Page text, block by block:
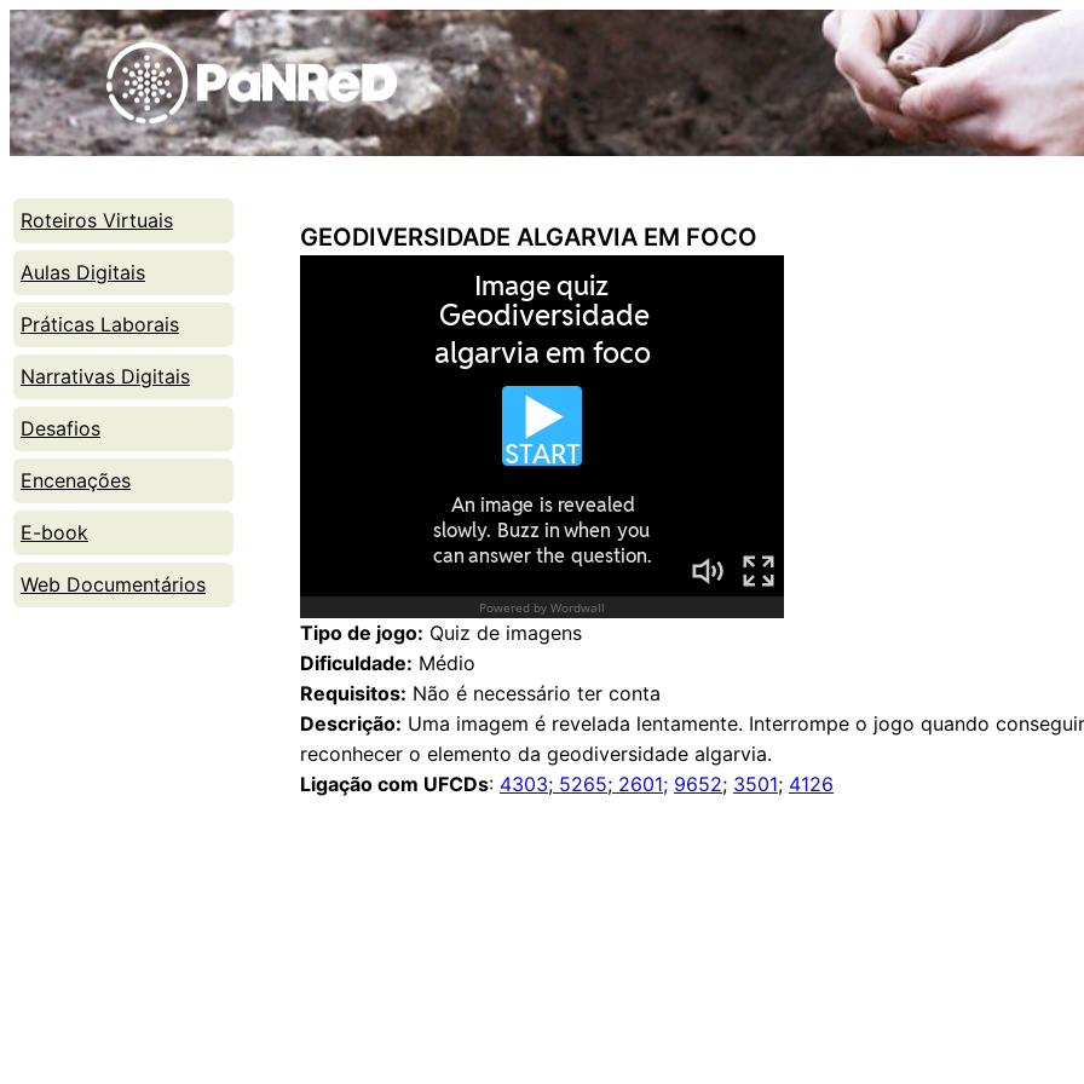
Skip
to
content
Roteiros Virtuais
Aulas Digitais
Práticas Laborais
Narrativas Digitais
Desafios
Encenações
E-book
Web Documentários
GEODIVERSIDADE ALGARVIA EM FOCO
Tipo de jogo: Quiz de imagens
Dificuldade: Médio
Requisitos: Não é necessário ter conta
Descrição: Uma imagem é revelada lentamente. Interrompe o jogo quando
reconhecer o elemento da geodiversidade algarvia.
Ligação com UFCDs: 4303; 5265; 2601; 9652; 3501; 4126